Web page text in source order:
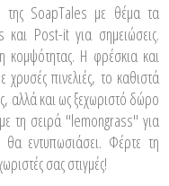
της SoapTales με θέμα τα
Post-it για σημειώσεις.
Η φρέσκια και
πινελιές, το καθιστά
αλλά και ως ξεχωριστό δώρο
τη σειρά "lemongrass" για
εντυπωσιάσει. Φέρτε τη
σας στιγμές!